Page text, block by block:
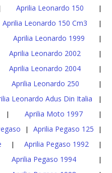
Aprilia Leonardo 150 |
Aprilia Leonardo 150 Cm3 |
Aprilia Leonardo 1999 |
Aprilia Leonardo 2002 |
Aprilia Leonardo 2004 |
Aprilia Leonardo 250 |
Leonardo Adus Din Italia |
Aprilia Moto 1997 |
| Aprilia Pegaso 125 |
| Aprilia Pegaso 1992 |
Aprilia Pegaso 1994 |